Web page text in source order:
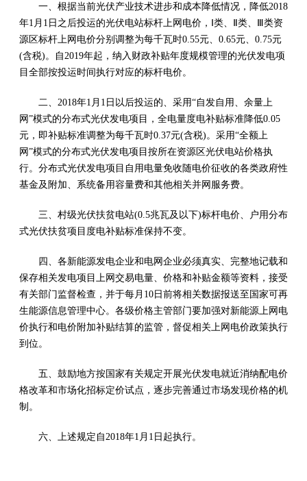
一、根据当前光伏产业技术进步和成本降低情况，降低2018
年1月1日之后投运的光伏电站标杆上网电价，Ⅰ类、Ⅱ类、Ⅲ类资
源区标杆上网电价分别调整为每千瓦时0.55元、0.65元、0.75元
(含税)。自2019年起，纳入财政补贴年度规模管理的光伏发电项
目全部按投运时间执行对应的标杆电价。
二、2018年1月1日以后投运的、采用“自发自用、余量上
网”模式的分布式光伏发电项目，全电量度电补贴标准降低0.05
元，即补贴标准调整为每千瓦时0.37元(含税)。采用“全额上
网”模式的分布式光伏发电项目按所在资源区光伏电站价格执
行。分布式光伏发电项目自用电量免收随电价征收的各类政府性
基金及附加、系统备用容量费和其他相关并网服务费。
三、村级光伏扶贫电站(0.5兆瓦及以下)标杆电价、户用分布
式光伏扶贫项目度电补贴标准保持不变。
四、各新能源发电企业和电网企业必须真实、完整地记载和
保存相关发电项目上网交易电量、价格和补贴金额等资料，接受
有关部门监督检查，并于每月10日前将相关数据报送至国家可再
生能源信息管理中心。各级价格主管部门要加强对新能源上网电
价执行和电价附加补贴结算的监管，督促相关上网电价政策执行
到位。
五、鼓励地方按国家有关规定开展光伏发电就近消纳配电价
格改革和市场化招标定价试点，逐步完善通过市场发现价格的机
制。
六、上述规定自2018年1月1日起执行。